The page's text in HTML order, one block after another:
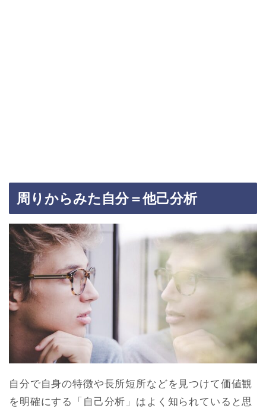
周りからみた自分＝他己分析
自分で自身の特徴や長所短所などを見つけて価値観
を明確にする「自己分析」はよく知られていると思